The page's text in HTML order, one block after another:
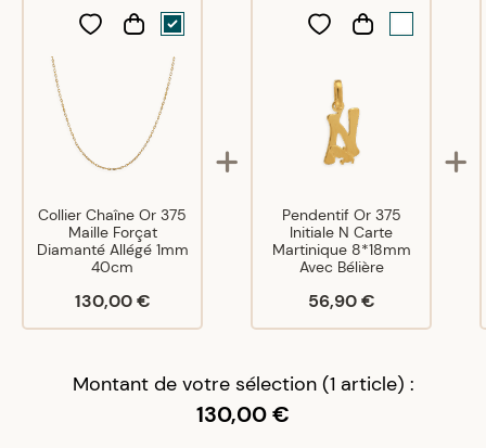
Collier Chaîne Or 375
Maille Forçat
Diamanté Allégé 1mm
40cm
130,00 €
Pendentif Or 375
Initiale N Carte
Martinique 8*18mm
Avec Bélière
56,90 €
Montant de votre sélection (1 article) :
130,00 €